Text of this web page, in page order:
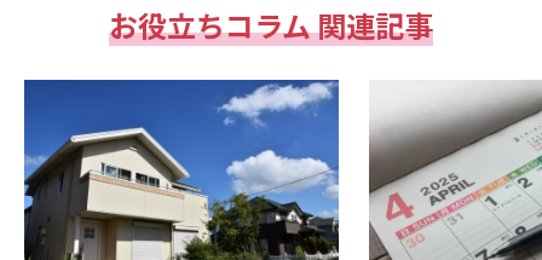
お役立ちコラム 関連記事